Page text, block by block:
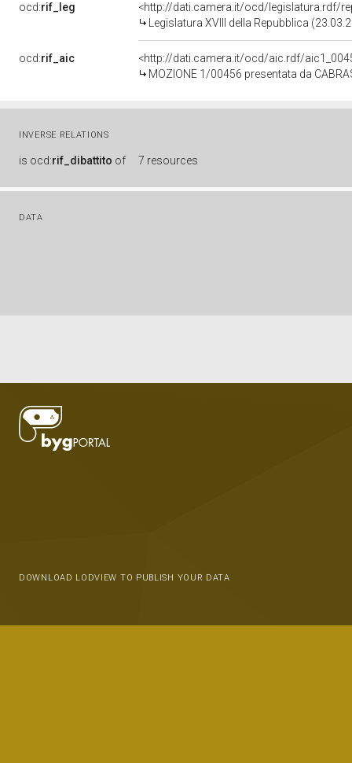
ocd:rif_leg
<http://dati.camera.it/ocd/legislatura.rdf/
Legislatura XVIII della Repubblica
ocd:rif_aic
<http://dati.camera.it/ocd/aic.rdf/
MOZIONE 1/00456 presentata da
INVERSE RELATIONS
is ocd:rif_dibattito of 7 resources
DATA
DOWNLOAD LODVIEW TO PUBLISH YOUR DATA